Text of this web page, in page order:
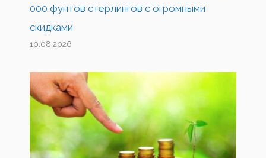
000 фунтов стерлингов с огромными
скидками
10.08.2026